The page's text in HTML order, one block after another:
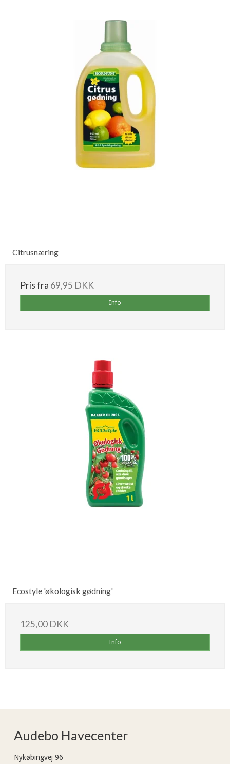
Citrusnæring
Pris fra 69,95 DKK
Info
Ecostyle 'økologisk gødning'
125,00 DKK
Info
Audebo Havecenter
Nykøbingvej 96